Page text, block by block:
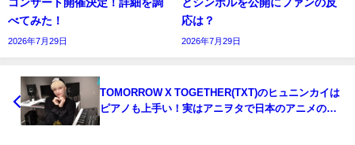
コンサート開催決定！詳細を調
べてみた！
2026年7月29日
とシンボルを公開にファンの反
応は？
2026年7月29日
TOMORROW X TOGETHER(TXT)のヒュニンカイは
ピアノも上手い！実はアニヲタで日本のアニメの曲